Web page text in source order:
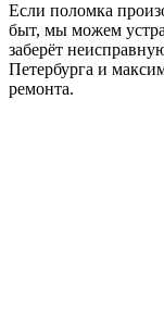
Если поломка
быт, мы можем
заберёт
Петербурга и
ремонта.